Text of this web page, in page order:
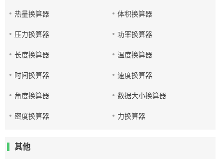
热量换算器 体积换算器
压力换算器 功率换算器
长度换算器 温度换算器
时间换算器 速度换算器
角度换算器 数据大小换算器
密度换算器 力换算器
其他